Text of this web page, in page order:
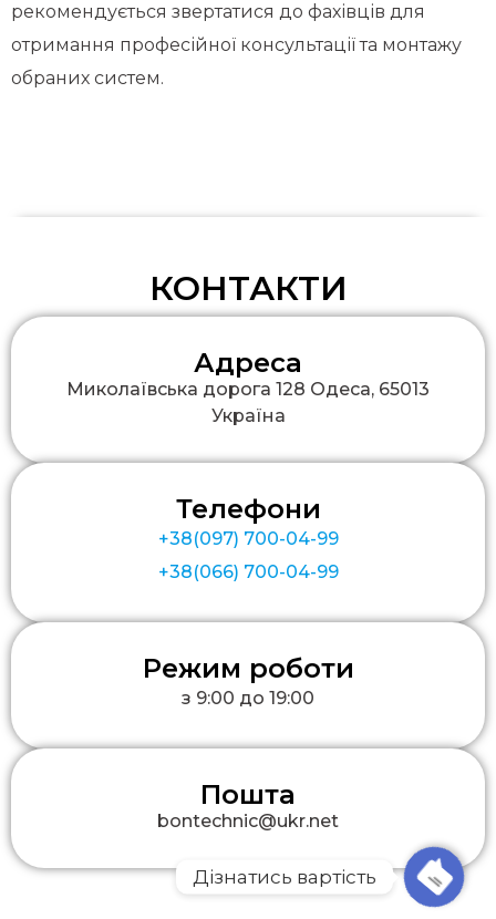
рекомендується звертатися до фахівців для
отримання професійної консультації та монтажу
обраних систем.
КОНТАКТИ
Адреса
Миколаївська дорога 128 Одеса, 65013
Україна
Телефони
+38(097) 700-04-99
+38(066) 700-04-99
Режим роботи
з 9:00 до 19:00
Пошта
bontechnic@ukr.net
Дізнатись вартість